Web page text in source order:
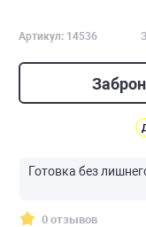
Артикул: 14536
Готовка без
0 отзывов